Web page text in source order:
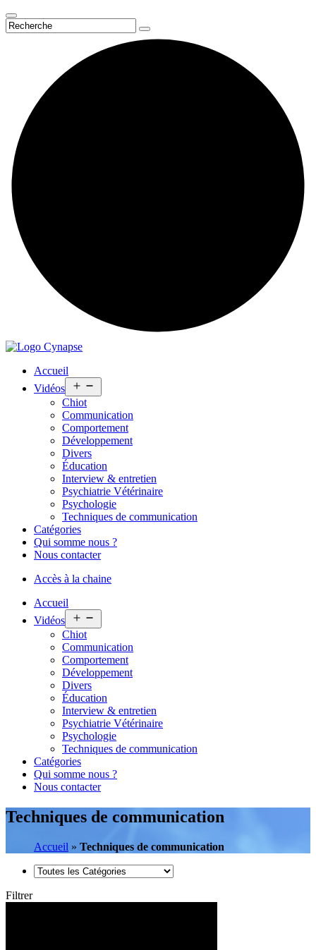
Accueil
Vidéos
menu
Chiot
Communication
Comportement
Développement
Divers
Éducation
Interview & entretien
Psychiatrie Vétérinaire
Psychologie
Techniques de communication
Catégories
Qui somme nous ?
Nous contacter
Accès à la chaine
Accueil
Vidéos
menu
Chiot
Communication
Comportement
Développement
Divers
Éducation
Interview & entretien
Psychiatrie Vétérinaire
Psychologie
Techniques de communication
Catégories
Qui somme nous ?
Nous contacter
Techniques de communication
Accueil » Techniques de communication
Filtrer